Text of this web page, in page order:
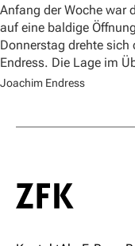
Anfang der Woche war
auf eine baldige
Donnerstag drehte
Endress. Die Lage im
Joachim Endress